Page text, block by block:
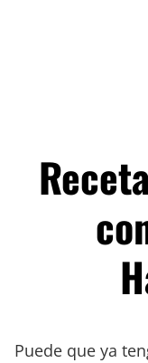
Puede que ya